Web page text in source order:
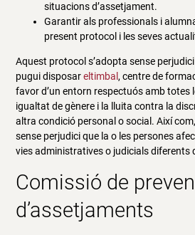
situacions d’assetjament.
Garantir als professionals i
present protocol i les seves
Aquest protocol s’adopta sense
pugui disposareltimbal , centre de
favor d’un entorn respectuós amb totes
igualtat de gènere i la lluita contra la
altra condició personal o social. Així
sense perjudici que la o les persones
vies administratives o judicials diferents
Comissió de
d’assetjaments